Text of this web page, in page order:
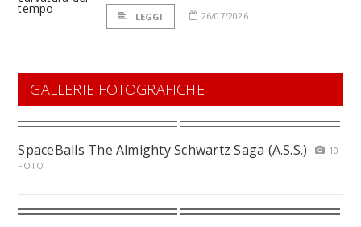
LEGGI 26/07/2026
GALLERIE FOTOGRAFICHE
SpaceBalls The Almighty Schwartz Saga (A.S.S.)
10
FOTO